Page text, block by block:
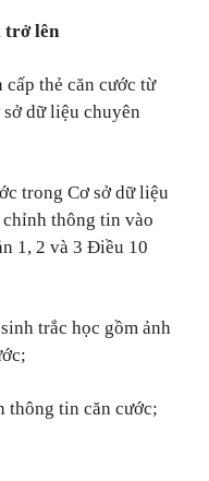
trở lên
thẻ căn cước từ
dữ liệu chuyên
trong Cơ sở dữ liệu
thông tin vào
1, 2 và 3 Điều 10
trắc học gồm ảnh
thông tin căn cước;